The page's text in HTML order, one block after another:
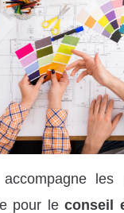
les
pour le conseil